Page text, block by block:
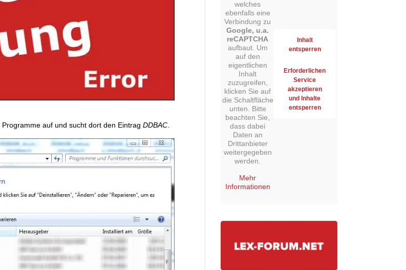
auf und sucht dort den EintragDDBAC
welches
ebenfalls eine
Verbindung zu
Google, u.a.
reCAPTCHA
aufbaut. Um
auf den
eigentlichen
Inhalt
zuzugreifen,
klicken Sie auf
die Schaltfläche
unten. Bitte
beachten Sie,
dass dabei
Daten an
Drittanbieter
weitergegeben
werden.
Mehr
Informationen
Inhalt
entsperren
Erforderlichen
Service
akzeptieren
und Inhalte
entsperren